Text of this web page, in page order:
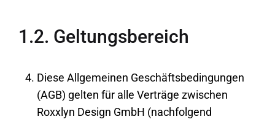
1.2. Geltungsbereich
Diese Allgemeinen Geschäftsbedingungen
(AGB) gelten für alle Verträge zwischen
Roxxlyn Design GmbH (nachfolgend